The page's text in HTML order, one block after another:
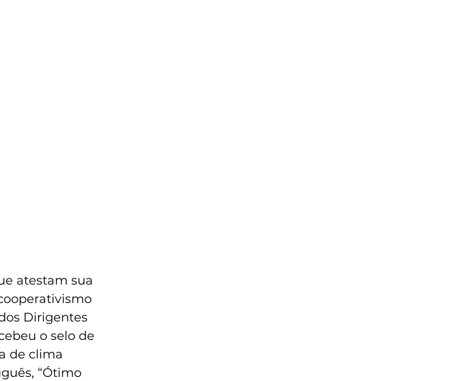
atestam sua
Dirigentes
o selo de
de clima
“Ótimo